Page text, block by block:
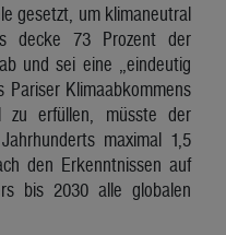
gesetzt, um klimaneutral
decke 73 Prozent der
und sei eine „eindeutig
Pariser Klimaabkommens
erfüllen, müsste der
maximal 1,5
den Erkenntnissen auf
bis 2030 alle globalen